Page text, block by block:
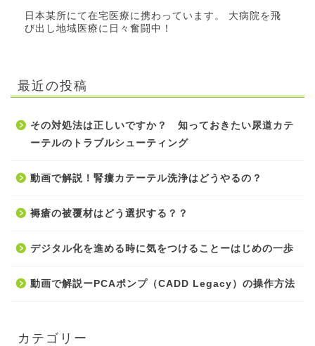
日本某所にて在宅医療に携わっています。 大病院を飛
び出し地域医療に日々奮闘中！
最近の投稿
その対処法は正しいですか？ 知っておきたい尿道カテ
ーテルのトラブルシューティング
動画で解説！腎瘻カテーテル洗浄はどうやるの？
褥瘡の被覆材はどう選択する？？
デジタル化を進める時に気をつけることーはじめの一歩
動画で解説ーPCAポンプ（CADD Legacy）の操作方法
カテゴリー